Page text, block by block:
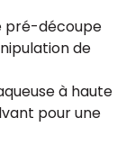
pré-découpe
de
à haute
pour une